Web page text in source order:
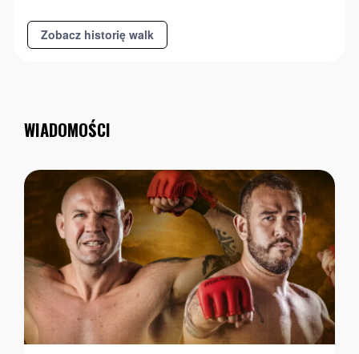
Zobacz historię walk
WIADOMOŚCI